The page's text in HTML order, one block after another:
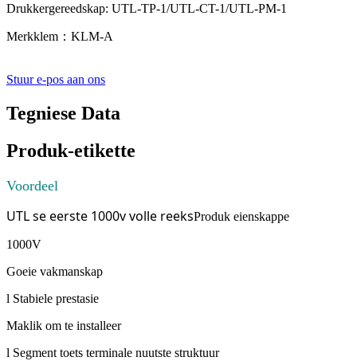
Drukkergereedskap: UTL-TP-1/UTL-CT-1/UTL-PM-1
Merkklem：KLM-A
Stuur e-pos aan ons
Tegniese Data
Produk-etikette
Voordeel
UTL se eerste 1000v volle reeksProduk eienskappe
1000V
Goeie vakmanskap
l Stabiele prestasie
Maklik om te installeer
l Segment toets terminale nuutste struktuur